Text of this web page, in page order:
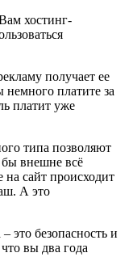
хостинг-
получает ее
платите за
платит уже
типа позволяют
бы внешне всё
сайт происходит
А это
это безопасность и
вы два года